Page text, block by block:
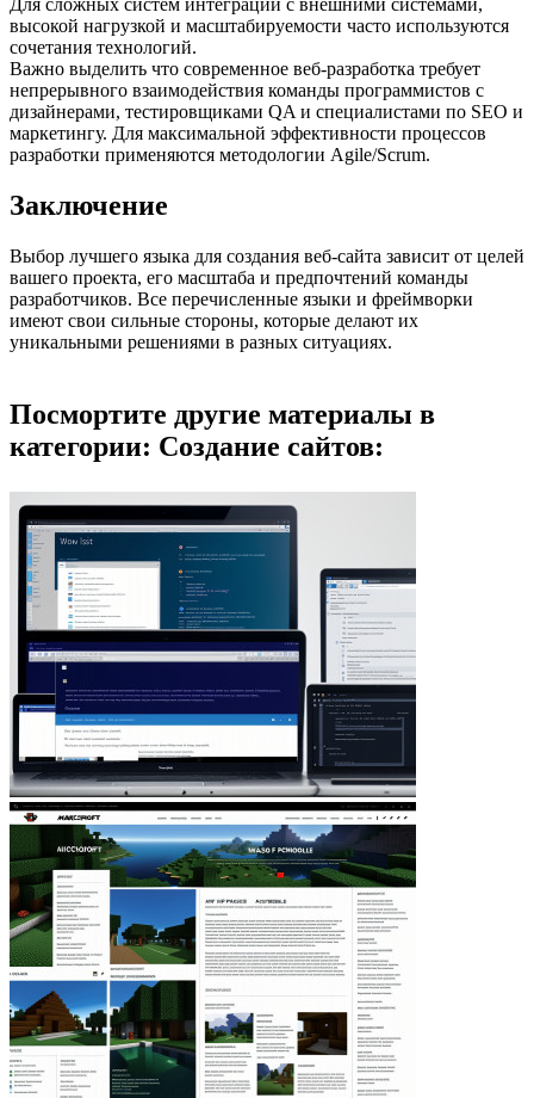
Для сложных систем интеграции с внешними системами,
высокой нагрузкой и масштабируемости часто используются
сочетания технологий.
Важно выделить что современное веб-разработка требует
непрерывного взаимодействия команды программистов с
дизайнерами, тестировщиками QA и специалистами по SEO и
маркетингу. Для максимальной эффективности процессов
разработки применяются методологии Agile/Scrum.
Заключение
Выбор лучшего языка для создания веб-сайта зависит от целей
вашего проекта, его масштаба и предпочтений команды
разработчиков. Все перечисленные языки и фреймворки
имеют свои сильные стороны, которые делают их
уникальными решениями в разных ситуациях.
Посмортите другие материалы в
категории: Создание сайтов: